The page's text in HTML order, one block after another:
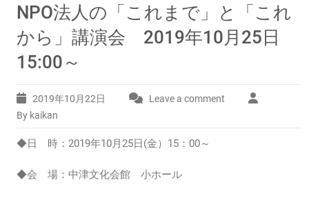
NPO法人の「これまで」と「これ
から」講演会 2019年10月25日
15:00～
2019年10月22日
Leave a comment
By kaikan
◆日 時：2019年10月25日(金）15：00～
◆会 場：中津文化会館 小ホール